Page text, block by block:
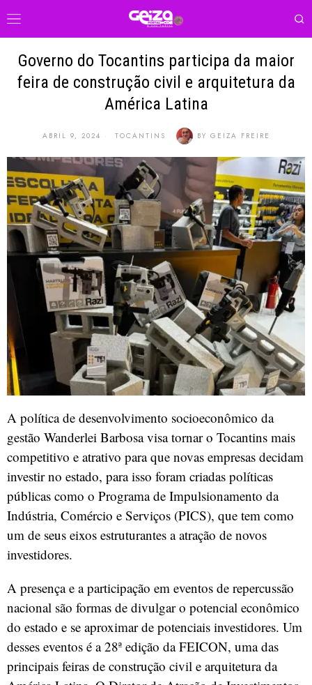
Governo do Tocantins participa da maior
feira de construção civil e arquitetura da
América Latina
ABRIL 9, 2024 TOCANTINS BY GEIZA FREIRE
A política de desenvolvimento socioeconômico da
gestão Wanderlei Barbosa visa tornar o Tocantins mais
competitivo e atrativo para que novas empresas decidam
investir no estado, para isso foram criadas políticas
públicas como o Programa de Impulsionamento da
Indústria, Comércio e Serviços (PICS), que tem como
um de seus eixos estruturantes a atração de novos
investidores.
A presença e a participação em eventos de repercussão
nacional são formas de divulgar o potencial econômico
do estado e se aproximar de potenciais investidores. Um
desses eventos é a 28ª edição da FEICON, uma das
principais feiras de construção civil e arquitetura da